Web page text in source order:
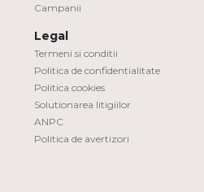
Campanii
Legal
Termeni si conditii
Politica de confidentialitate
Politica cookies
Solutionarea litigiilor
ANPC
Politica de avertizori